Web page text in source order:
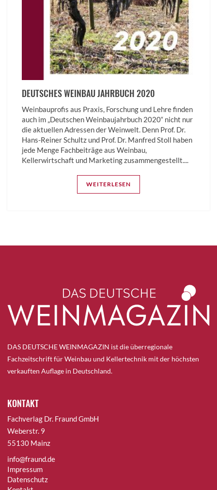
DEUTSCHES WEINBAU JAHRBUCH 2020
Weinbauprofis aus Praxis, Forschung und Lehre finden
auch im „Deutschen Weinbaujahrbuch 2020“ nicht nur
die aktuellen Adressen der Weinwelt. Denn Prof. Dr.
Hans-Reiner Schultz und Prof. Dr. Manfred Stoll haben
jede Menge Fachbeiträge aus Weinbau,
Kellerwirtschaft und Marketing zusammengestellt....
WEITERLESEN
DAS DEUTSCHE WEINMAGAZIN ist die überregionale
Fachzeitschrift für Weinbau und Kellertechnik mit der höchsten
verkauften Auflage in Deutschland.
KONTAKT
Fachverlag Dr. Fraund GmbH
Weberstr. 9
55130 Mainz
info@fraund.de
Impressum
Datenschutz